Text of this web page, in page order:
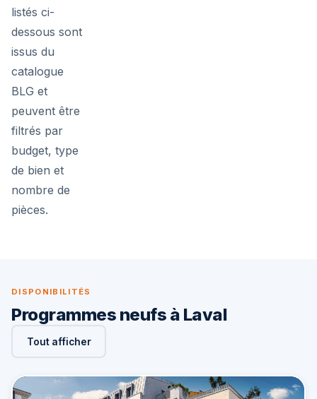
listés ci-
dessous sont
issus du
catalogue
BLG et
peuvent être
filtrés par
budget, type
de bien et
nombre de
pièces.
DISPONIBILITÉS
Programmes neufs à Laval
Tout afficher